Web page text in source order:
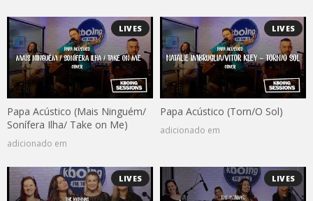
LIVES
Papa Acústico (Mais Ninguém/
Sonífera Ilha/ Take on Me)
adicionado em
LIVES
Papa Acústico (Torn/O Sol)
adicionado em
LIVES LIVES